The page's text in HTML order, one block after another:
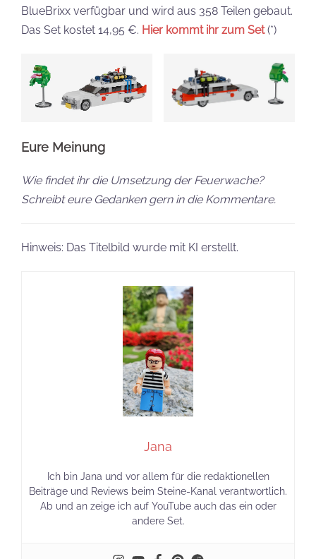
BlueBrixx verfügbar und wird aus 358 Teilen gebaut.
Das Set kostet 14,95 €. Hier kommt ihr zum Set (*)
Eure Meinung
Wie findet ihr die Umsetzung der Feuerwache?
Schreibt eure Gedanken gern in die Kommentare.
Hinweis: Das Titelbild wurde mit KI erstellt.
Jana
Ich bin Jana und vor allem für die redaktionellen
Beiträge und Reviews beim Steine-Kanal verantwortlich.
Ab und an zeige ich auf YouTube auch das ein oder
andere Set.